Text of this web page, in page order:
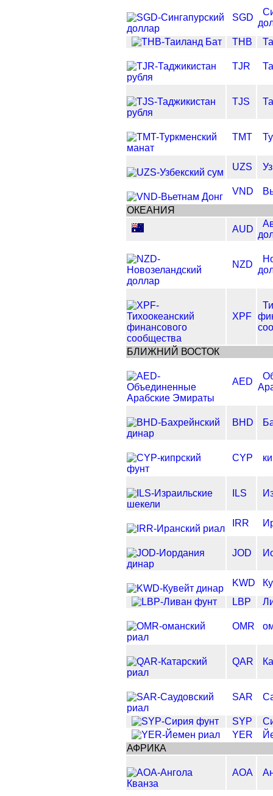
SGD
THB
TJR
TJS
TMT
UZS
VND
ОКЕАНИЯ
AUD
NZD
XPF
БЛИЖНИЙ ВОСТОК
AED
BHD
CYP
ILS
IRR
JOD
KWD
LBP
OMR
QAR
SAR
SYP
YER
АФРИКА
AOA